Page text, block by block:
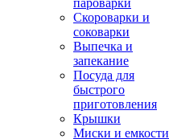
пароварки
Скороварки и
соковарки
Выпечка и
запекание
Посуда для
быстрого
приготовления
Крышки
Миски и емкости